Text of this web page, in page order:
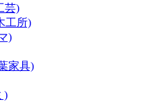
芸)
工所)
)
家具)
)